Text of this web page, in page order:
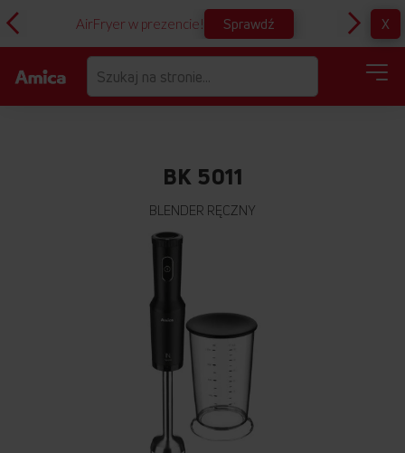
AirFryer w prezencie! Sprawdź X
BK 5011
BLENDER RĘCZNY